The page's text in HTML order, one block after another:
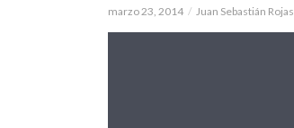
marzo 23, 2014 Juan Sebastián Rojas